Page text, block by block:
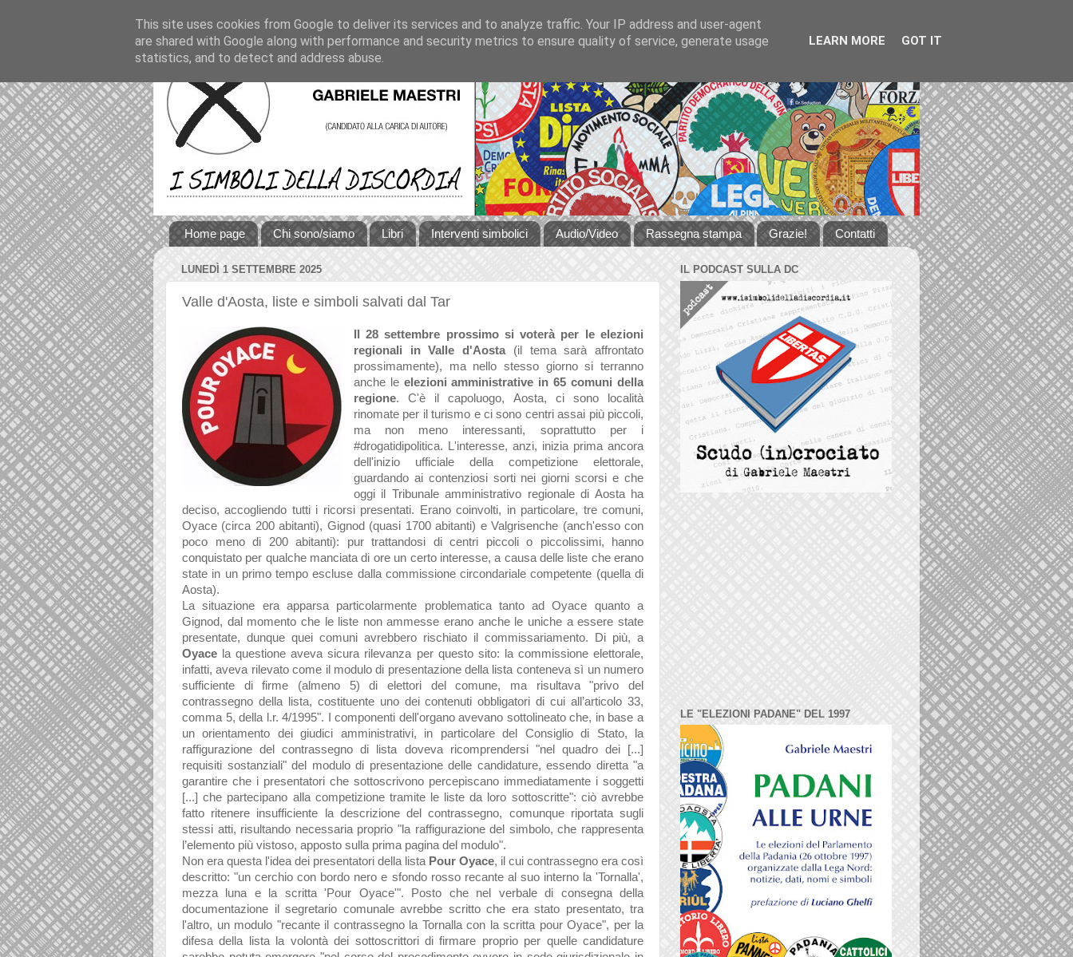
Home page Chi sono/siamo Libri Interventi simbolici Audio/Video Rassegna stampa Grazie! Contatti
LUNEDÌ 1 SETTEMBRE 2025
Valle d'Aosta, liste e simboli salvati dal Tar
Il 28 settembre prossimo si voterà per le elezioni
regionali in Valle d'Aosta (il tema sarà affrontato
prossimamente), ma nello stesso giorno si terranno
anche le elezioni amministrative in 65 comuni della
regione. C'è il capoluogo, Aosta, ci sono località
rinomate per il turismo e ci sono centri assai più piccoli,
ma non meno interessanti, soprattutto per i
#drogatidipolitica. L'interesse, anzi, inizia prima ancora
dell'inizio ufficiale della competizione elettorale,
guardando ai contenziosi sorti nei giorni scorsi e che
oggi il Tribunale amministrativo regionale di Aosta ha
deciso, accogliendo tutti i ricorsi presentati. Erano coinvolti, in particolare, tre comuni,
Oyace (circa 200 abitanti), Gignod (quasi 1700 abitanti) e Valgrisenche (anch'esso con
poco meno di 200 abitanti): pur trattandosi di centri piccoli o piccolissimi, hanno
conquistato per qualche manciata di ore un certo interesse, a causa delle liste che erano
state in un primo tempo escluse dalla commissione circondariale competente (quella di
Aosta).
La situazione era apparsa particolarmente problematica tanto ad Oyace quanto a
Gignod, dal momento che le liste non ammesse erano anche le uniche a essere state
presentate, dunque quei comuni avrebbero rischiato il commissariamento. Di più, a
Oyace la questione aveva sicura rilevanza per questo sito: la commissione elettorale,
infatti, aveva rilevato come il modulo di presentazione della lista conteneva sì un numero
sufficiente di firme (almeno 5) di elettori del comune, ma risultava "privo del
contrassegno della lista, costituente uno dei contenuti obbligatori di cui all’articolo 33,
comma 5, della l.r. 4/1995". I componenti dell'organo avevano sottolineato che, in base a
un orientamento dei giudici amministrativi, in particolare del Consiglio di Stato, la
raffigurazione del contrassegno di lista doveva ricomprendersi "nel quadro dei [...]
requisiti sostanziali" del modulo di presentazione delle candidature, essendo diretta "a
garantire che i presentatori che sottoscrivono percepiscano immediatamente i soggetti
[...] che partecipano alla competizione tramite le liste da loro sottoscritte": ciò avrebbe
fatto ritenere insufficiente la descrizione del contrassegno, comunque riportata sugli
stessi atti, risultando necessaria proprio "la raffigurazione del simbolo, che rappresenta
l’elemento più vistoso, apposto sulla prima pagina del modulo".
Non era questa l'idea dei presentatori della lista Pour Oyace, il cui contrassegno era così
descritto: "un cerchio con bordo nero e sfondo rosso recante al suo interno la 'Tornalla',
mezza luna e la scritta 'Pour Oyace'". Posto che nel verbale di consegna della
documentazione il segretario comunale avrebbe scritto che era stato presentato, tra
l'altro, un modulo "recante il contrassegno la Tornalla con la scritta pour Oyace", per la
difesa della lista la volontà dei sottoscrittori di firmare proprio per quelle candidature
IL PODCAST SULLA DC
LE "ELEZIONI PADANE" DEL 1997
This site uses cookies from Google to deliver its services and to analyze traffic. Your IP address and user-agent
are shared with Google along with performance and security metrics to ensure quality of service, generate usage
statistics, and to detect and address abuse.
LEARN MORE GOT IT